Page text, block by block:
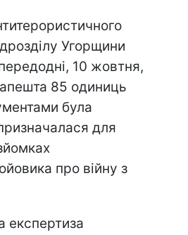
Угорщини
10 жовтня,
85 одиниць
була
для
про війну з
експертиза